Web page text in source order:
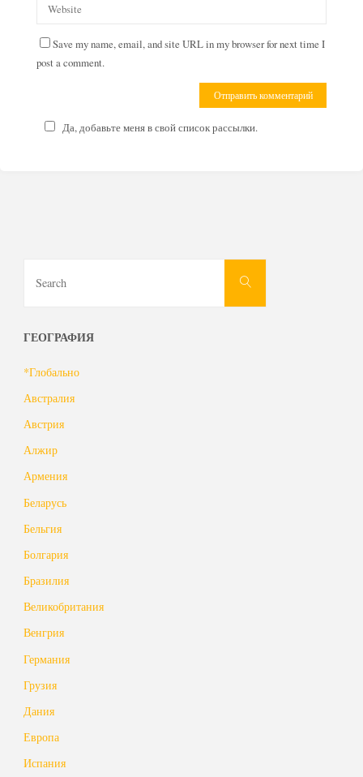
Save my name, email, and site URL in my browser for next time I
post a comment.
Да, добавьте меня в свой список рассылки.
Search
ГЕОГРАФИЯ
*Глобально
Австралия
Австрия
Алжир
Армения
Беларусь
Бельгия
Болгария
Бразилия
Великобритания
Венгрия
Германия
Грузия
Дания
Европа
Испания